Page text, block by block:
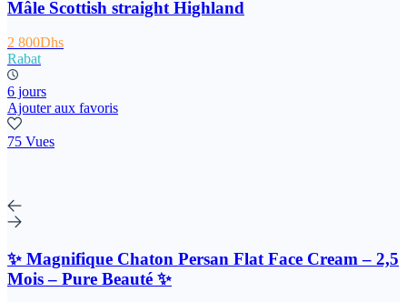
Mâle Scottish straight Highland
2 800Dhs
Rabat
6 jours
Ajouter aux favoris
75 Vues
✨ Magnifique Chaton Persan Flat Face Cream – 2,5
Mois – Pure Beauté ✨